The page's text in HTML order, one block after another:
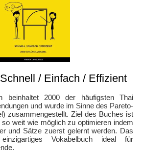
/ Einfach / Effizient
beinhaltet 2000 der häufigsten Thai
und wurde im Sinne des Pareto-
zusammengestellt. Ziel des Buches ist
weit wie möglich zu optimieren indem
und Sätze zuerst gelernt werden. Das
Vokabelbuch ideal für